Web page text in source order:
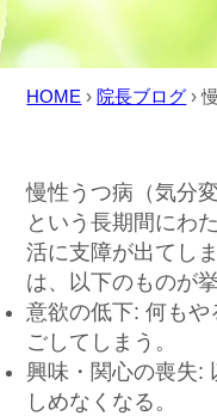
HOME › 院長ブログ ›
慢性うつ病（気分
という長期間にわ
活に支障が出てし
は、以下のものが
意欲の低下: 何も
ごしてしまう。
興味・関心の喪失:
しめなくなる。